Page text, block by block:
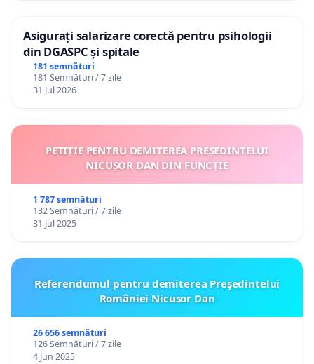
Asigurați salarizare corectă pentru psihologii
din DGASPC și spitale
181 semnături
181 Semnături / 7 zile
31 Jul 2026
PETIȚIE PENTRU DEMITEREA PREȘEDINTELUI
NICUȘOR DAN DIN FUNCȚIE
1 787 semnături
132 Semnături / 7 zile
31 Jul 2025
Referendumul pentru demiterea Preşedintelui
României Nicusor Dan
26 656 semnături
126 Semnături / 7 zile
4 Jun 2025